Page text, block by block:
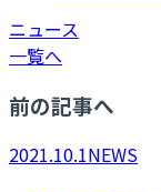
ニュース
一覧へ
前の記事へ
2021.10.1NEWS